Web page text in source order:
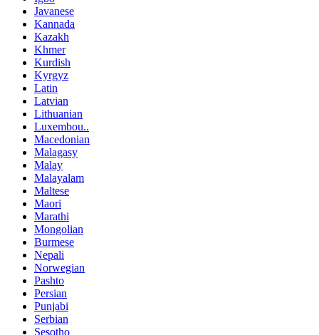
Javanese
Kannada
Kazakh
Khmer
Kurdish
Kyrgyz
Latin
Latvian
Lithuanian
Luxembou..
Macedonian
Malagasy
Malay
Malayalam
Maltese
Maori
Marathi
Mongolian
Burmese
Nepali
Norwegian
Pashto
Persian
Punjabi
Serbian
Sesotho